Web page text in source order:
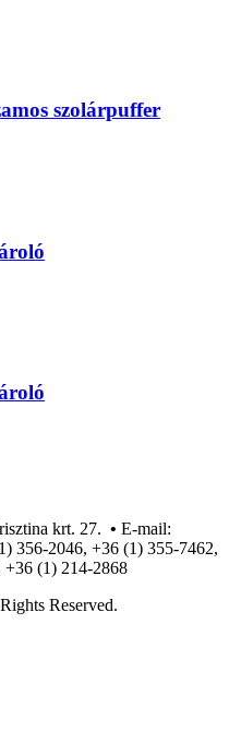
szolárpuffer
krt. 27. • E-mail:
356-2046, +36 (1) 355-7462,
+36 (1) 214-2868
Reserved.